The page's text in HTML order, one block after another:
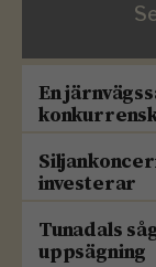
En
investerar
Tunadals
uppsägning